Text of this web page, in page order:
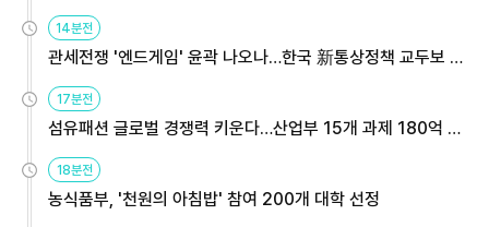
14분전
관세전쟁 '엔드게임' 윤곽 나오나…한국 新통상정책 교두보 활
17분전
섬유패션 글로벌 경쟁력 키운다…산업부 15개 과제 180억 지
18분전
농식품부, '천원의 아침밥' 참여 200개 대학 선정